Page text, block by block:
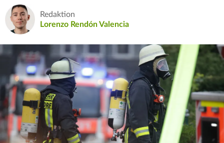
Redaktion
Lorenzo Rendón Valencia